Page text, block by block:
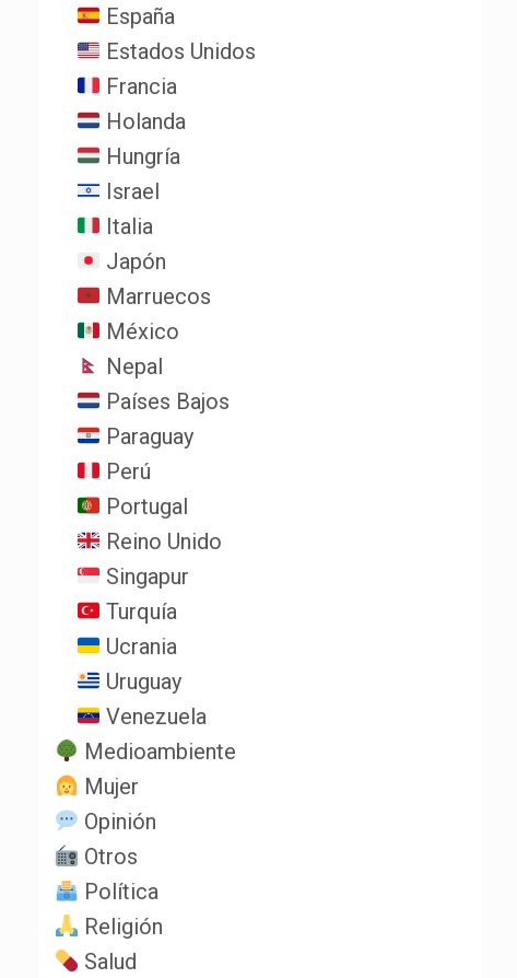
España
Estados Unidos
Francia
Holanda
Hungría
Israel
Italia
Japón
Marruecos
México
Nepal
Países Bajos
Paraguay
Perú
Portugal
Reino Unido
Singapur
Turquía
Ucrania
Uruguay
Venezuela
Medioambiente
Mujer
Opinión
Otros
Política
Religión
Salud